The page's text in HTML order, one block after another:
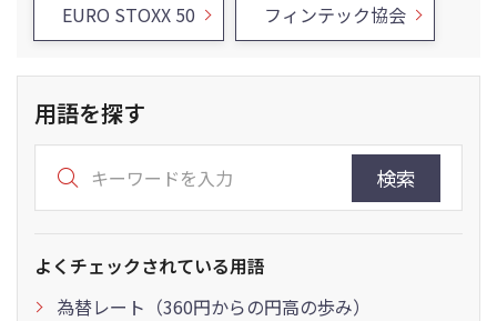
EURO STOXX 50 フィンテック協会
用語を探す
検索
よくチェックされている用語
為替レート（360円からの円高の歩み）